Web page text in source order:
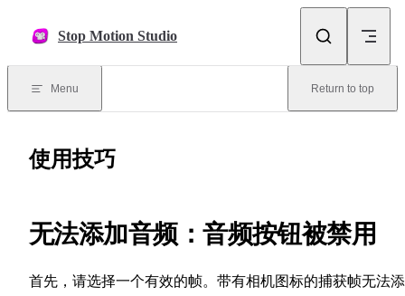
Stop Motion Studio
Menu Return to top
使用技巧
无法添加音频：音频按钮被禁用
首先，请选择一个有效的帧。带有相机图标的捕获帧无法